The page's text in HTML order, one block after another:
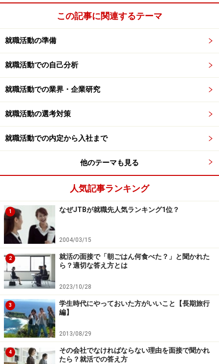
エントリーシートは当然書類選考される。人気企業なら
大量に来るため、エントリーシートを読む一枚当たり時
間はそんなに無い。よって
ことが
基本となる。
い。例えば君がノートパソコンを買いに来たとしよう。
もちろん値段にもこだわるけど、やはり「求める機能」
の容量、DVDドライブの有無、テレビチューナーの有
無、OSの種類、Officeのプレインストールの有無、軽さ
など。店頭にはそれが一目で分かるPOPが必ず貼ってあ
るはずだ。
エントリーシートも同じ。「チームワーク」を求める企
業に、「チームワークには自信があります！」など、
「求める力」を持っていることが一目で分かる見出し
作ることが、基本中の基本なのだ。
この記事に関連するテーマ
就職活動の準備
就職活動での自己分析
就職活動での業界・企業研究
就職活動の選考対策
就職活動での内定から入社まで
他のテーマも見る
人気記事ランキング
1 なぜJTBが就職先人気ランキング1位？
2004/03/15
2
就活の面接で「朝ごはん何食べた？」と聞かれた
ら？適切な答え方とは
2023/10/28
3
学生時代にやっておいた方がいいこと【長期旅行
編】
2013/08/29
4
その会社でなければならない理由を面接で聞かれ
たら？就活での答え方